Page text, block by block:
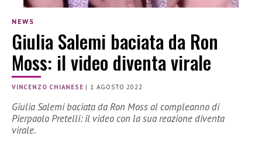
NEWS
Giulia Salemi baciata da Ron
Moss: il video diventa virale
VINCENZO CHIANESE | 1 AGOSTO 2022
Giulia Salemi baciata da Ron Moss al compleanno di
Pierpaolo Pretelli: il video con la sua reazione diventa
virale.